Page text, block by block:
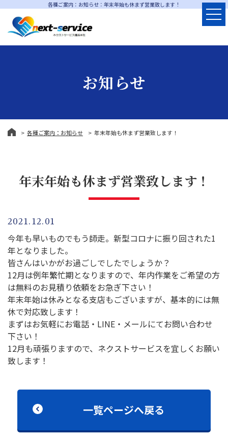
各種ご案内：お知らせ：年末年始も休まず営業致します！
お知らせ
各種ご案内：お知らせ 年末年始も休まず営業致します！
年末年始も休まず営業致します！
2021.12.01
今年も早いものでもう師走。新型コロナに振り回された1
年となりました。
皆さんはいかがお過ごしでしたでしょうか？
12月は例年繁忙期となりますので、年内作業をご希望の方
は無料のお見積り依頼をお急ぎ下さい！
年末年始は休みとなる支店もございますが、基本的には無
休で対応致します！
まずはお気軽にお電話・LINE・メールにてお問い合わせ
下さい！
12月も頑張りますので、ネクストサービスを宜しくお願い
致します！
一覧ページへ戻る